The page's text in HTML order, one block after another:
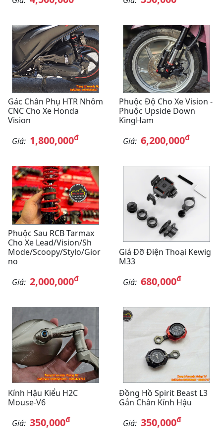
Gác Chân Phụ HTR Nhôm
CNC Cho Xe Honda
Vision
Giá: 1,800,000đ
Phuộc Độ Cho Xe Vision -
Phuộc Upside Down
KingHam
Giá: 6,200,000đ
Phuộc Sau RCB Tarmax
Cho Xe Lead/Vision/Sh
Mode/Scoopy/Stylo/Gior
No
Giá: 2,000,000đ
Giá Đỡ Điện Thoại Kewig
M33
Giá: 680,000đ
Kính Hậu Kiểu H2C
Mouse-V6
Giá: 350,000đ
Đồng Hồ Spirit Beast L3
Gắn Chân Kính Hậu
Giá: 350,000đ